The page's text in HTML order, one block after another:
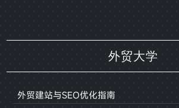
外贸大学
外贸建站与SEO优化指南